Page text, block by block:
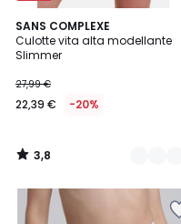
SANS COMPLEXE
Culotte vita alta modellante
Slimmer
27,99 €
22,39 € -20%
3,8
/ 5
2
Colori
3,8
/